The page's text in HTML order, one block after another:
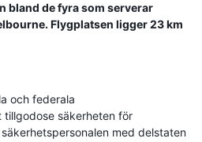
bland de fyra som serverar
Flygplatsen ligger 23 km
och federala
säkerheten för
med delstaten